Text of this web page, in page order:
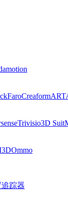
FaroCreaformART
Trivisio3D Suit
Ommo
追踪器